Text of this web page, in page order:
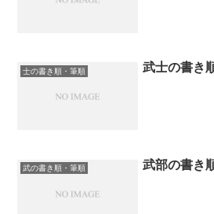
士の書き順・筆順 武士の書き
武の書き順・筆順 武部の書き